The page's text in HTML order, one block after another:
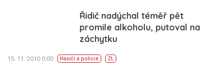
Řidič nadýchal téměř pět
promile alkoholu, putoval na
záchytku
15. 11. 2010 0:00 Hasiči a policie ZL